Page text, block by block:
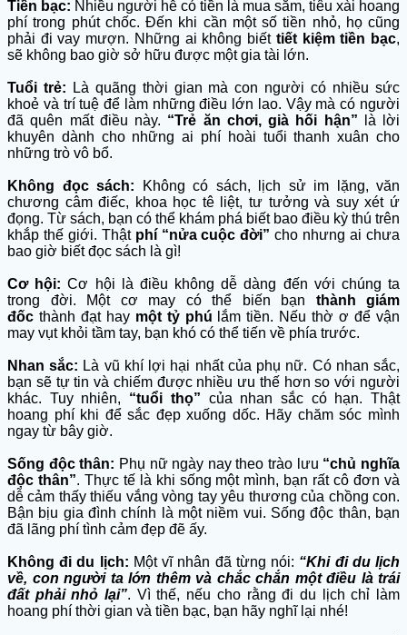
Tiền bạc: Nhiều người hễ có tiền là mua sắm, tiêu xài hoang
phí trong phút chốc. Đến khi cần một số tiền nhỏ, họ cũng
phải đi vay mượn. Những ai không biếttiết kiệm tiền bạc,
sẽ không bao giờ sở hữu được một gia tài lớn.
Tuổi trẻ: Là quãng thời gian mà con người có nhiều sức
khoẻ và trí tuệ để làm những điều lớn lao. Vậy mà có người
đã quên mất điều này. “Trẻ ăn chơi, già hối hận” là lời
khuyên dành cho những ai phí hoài tuổi thanh xuân cho
những trò vô bổ.
Không đọc sách: Không có sách, lịch sử im lặng, văn
chương câm điếc, khoa học tê liệt, tư tưởng và suy xét ứ
đọng. Từ sách, bạn có thể khám phá biết bao điều kỳ thú trên
khắp thế giới. Thật phí “nửa cuộc đời” cho nhưng ai chưa
bao giờ biết đọc sách là gì!
Cơ hội: Cơ hội là điều không dễ dàng đến với chúng ta
trong đời. Một cơ may có thể biến bạn thành giám
đốc thành đạt hay một tỷ phú lắm tiền. Nếu thờ ơ để vận
may vụt khỏi tầm tay, bạn khó có thể tiến về phía trước.
Nhan sắc: Là vũ khí lợi hại nhất của phụ nữ. Có nhan sắc,
bạn sẽ tự tin và chiếm được nhiều ưu thế hơn so với người
khác. Tuy nhiên, “tuổi thọ” của nhan sắc có hạn. Thật
hoang phí khi để sắc đẹp xuống dốc. Hãy chăm sóc mình
ngay từ bây giờ.
Sống độc thân: Phụ nữ ngày nay theo trào lưu “chủ nghĩa
độc thân”. Thực tế là khi sống một mình, bạn rất cô đơn và
dễ cảm thấy thiếu vắng vòng tay yêu thương của chồng con.
Bận bịu gia đình chính là một niềm vui. Sống độc thân, bạn
đã lãng phí tình cảm đẹp đẽ ấy.
Không đi du lịch: Một vĩ nhân đã từng nói: “Khi đi du lịch
về, con người ta lớn thêm và chắc chắn một điều là trái
đất phải nhỏ lại”. Vì thế, nếu cho rằng đi du lịch chỉ làm
hoang phí thời gian và tiền bạc, bạn hãy nghĩ lại nhé!